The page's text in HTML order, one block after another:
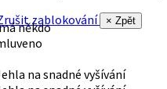
zablokování
× Zpět
někdo